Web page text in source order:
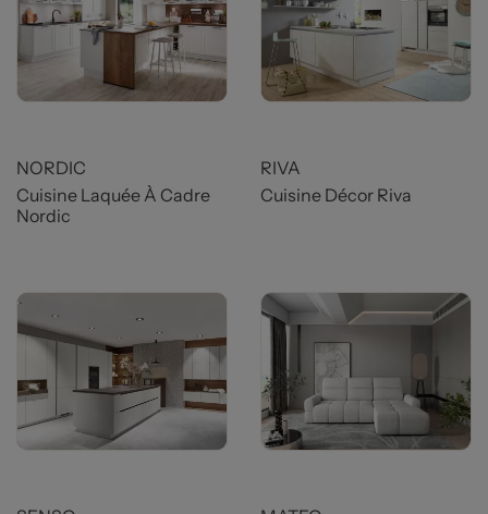
NORDIC
Cuisine Laquée À Cadre
Nordic
RIVA
Cuisine Décor Riva